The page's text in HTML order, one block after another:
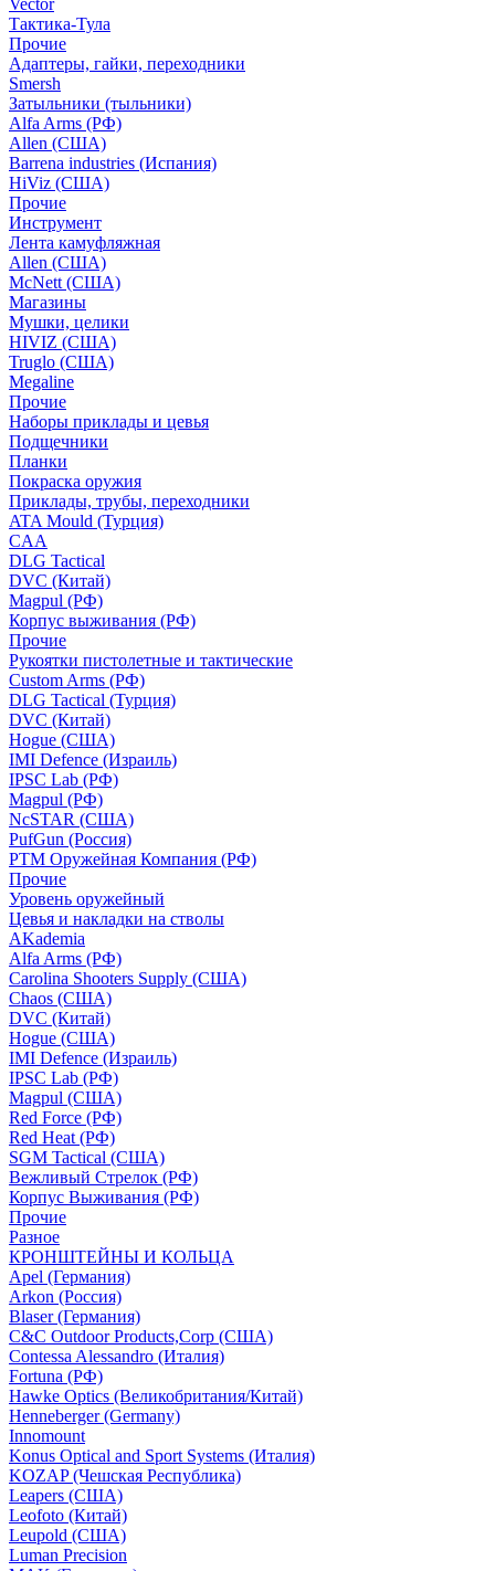
Vector
Тактика-Тула
Прочие
Адаптеры, гайки, переходники
Smersh
Затыльники (тыльники)
Alfa Arms (РФ)
Allen (США)
Barrena industries (Испания)
HiViz (США)
Прочие
Инструмент
Лента камуфляжная
Allen (США)
McNett (США)
Магазины
Мушки, целики
HIVIZ (США)
Truglo (США)
Megaline
Прочие
Наборы приклады и цевья
Подщечники
Планки
Покраска оружия
Приклады, трубы, переходники
ATA Mould (Турция)
CAA
DLG Tactical
DVC (Китай)
Magpul (РФ)
Корпус выживания (РФ)
Прочие
Рукоятки пистолетные и тактические
Custom Arms (РФ)
DLG Tactical (Турция)
DVC (Китай)
Hogue (США)
IMI Defence (Израиль)
IPSC Lab (РФ)
Magpul (РФ)
NcSTAR (США)
PufGun (Россия)
РТМ Оружейная Компания (РФ)
Прочие
Уровень оружейный
Цевья и накладки на стволы
AKademia
Alfa Arms (РФ)
Carolina Shooters Supply (США)
Chaos (США)
DVC (Китай)
Hogue (США)
IMI Defence (Израиль)
IPSC Lab (РФ)
Magpul (США)
Red Force (РФ)
Red Heat (РФ)
SGM Tactical (США)
Вежливый Стрелок (РФ)
Корпус Выживания (РФ)
Прочие
Разное
КРОНШТЕЙНЫ И КОЛЬЦА
Apel (Германия)
Arkon (Россия)
Blaser (Германия)
C&C Outdoor Products,Corp (США)
Contessa Alessandro (Италия)
Fortuna (РФ)
Hawke Optics (Великобритания/Китай)
Henneberger (Germany)
Innomount
Konus Optical and Sport Systems (Италия)
KOZAP (Чешская Республика)
Leapers (США)
Leofoto (Китай)
Leupold (США)
Luman Precision